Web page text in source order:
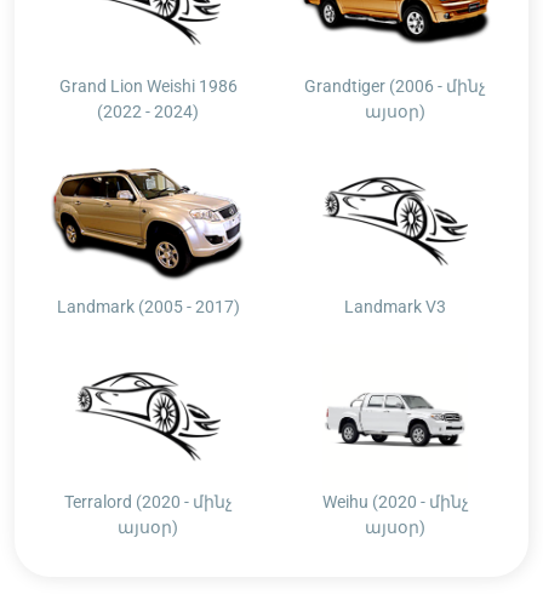
Grand Lion Weishi 1986
(2022 - 2024)
Grandtiger (2006 - մինչ
այսօր)
Landmark (2005 - 2017) Landmark V3
Terralord (2020 - մինչ
այսօր)
Weihu (2020 - մինչ
այսօր)